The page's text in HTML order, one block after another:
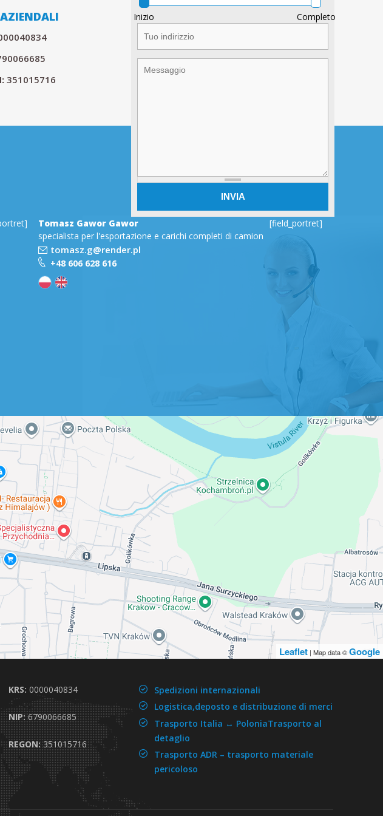
Inizio Completo
T
o
iM
351015716
Tomasz Gawor Gawor
specialista per l'esportazione e carichi completi di camion
tomasz.g@render.pl
+48 606 628 616
[field_portret]
Leaflet | Map data ©Google
KRS: 0000040834
NIP:6790066685
REGON:351015716
Spedizioni internazionali
Logistica,deposto e distribuzione di merci
Trasporto Italia ↔ PoloniaTrasporto al
detaglio
Trasporto ADR – trasporto materiale
pericoloso